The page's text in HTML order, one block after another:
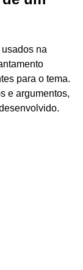
na
para o tema.
e argumentos,